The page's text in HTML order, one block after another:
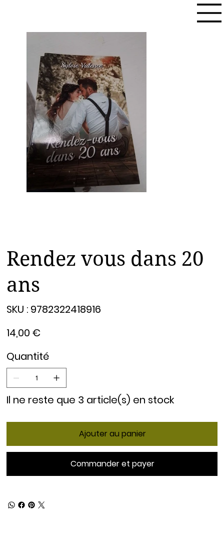
Rendez vous dans 20
ans
SKU : 9782322418916
9782322418916
14,00 €
Quantité
Il ne reste que 3 article(s) en stock
Ajouter au panier
Commander et payer